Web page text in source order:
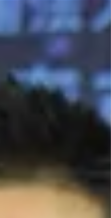
我國參加國際比賽;推廣相關產業發
業及民眾間互動交流,營造良好運動
總統盃賽事暨世界盃國家選手選拔